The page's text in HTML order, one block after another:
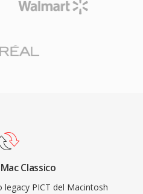
Classico
PICT del Macintosh